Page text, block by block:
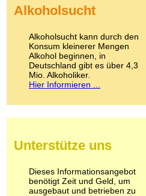
Kokain
LSD
Marihuana
Medikamente
Meskalin
Metamphetamin
Methadon
Pilze
Psychopharmaka
Schlafmittel
Schmerzmittel
Alkoholsucht
Alkoholsucht kann durch den
Konsum kleinerer Mengen
Alkohol beginnen, in
Deutschland gibt es über 4,3
Mio. Alkoholiker.
Hier Informieren ...
Unterstütze uns
Dieses Informationsangebot
benötigt Zeit und Geld, um
ausgebaut und betrieben zu